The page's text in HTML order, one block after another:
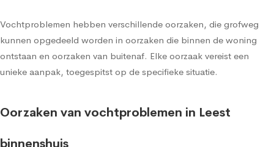
Vochtproblemen hebben verschillende oorzaken, die grofweg
kunnen opgedeeld worden in oorzaken die binnen de woning
ontstaan en oorzaken van buitenaf. Elke oorzaak vereist een
unieke aanpak, toegespitst op de specifieke situatie.
Oorzaken van vochtproblemen in Leest
binnenshuis